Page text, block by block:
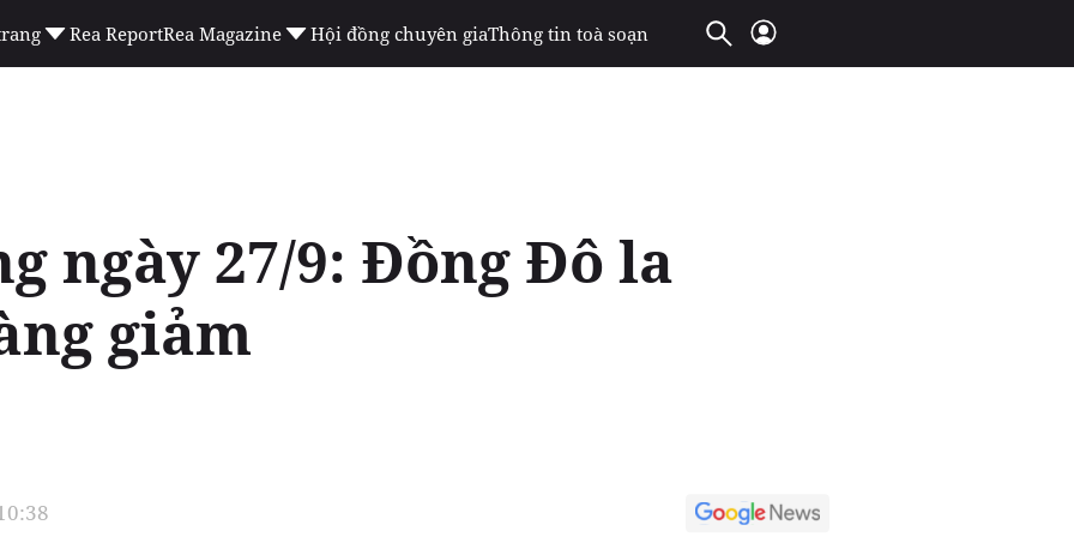
Rea ReportRea Magazine Hội đồng chuyên giaThông tin toà soạn
ngày 27/9: Đồng Đô la
giảm